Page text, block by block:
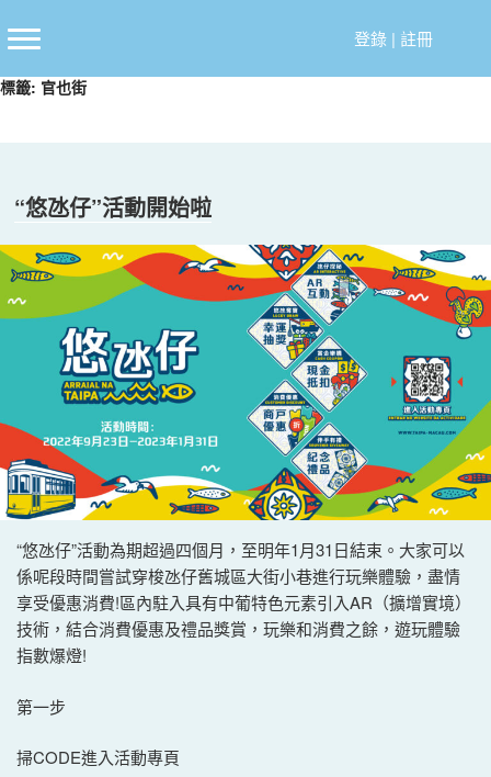
至
要
登錄| 註冊
標籤: 官也街
“悠氹仔”活動開始啦
“悠氹仔”活動為期超過四個月，至明年1月31日結束。大家可以
係呢段時間嘗試穿梭氹仔舊城區大街小巷進行玩樂體驗，盡情
享受優惠消費!區內駐入具有中葡特色元素引入AR（擴增實境）
技術，結合消費優惠及禮品獎賞，玩樂和消費之餘，遊玩體驗
指數爆燈!
第一步
掃CODE進入活動專頁